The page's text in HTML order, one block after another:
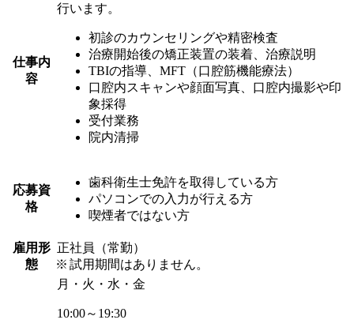
仕事内
容
行います。
初診のカウンセリングや精密検査
治療開始後の矯正装置の装着、治療説明
TBIの指導、MFT（口腔筋機能療法）
口腔内スキャンや顔面写真、口腔内撮影や印
象採得
受付業務
院内清掃
応募資
格
歯科衛生士免許を取得している方
パソコンでの入力が行える方
喫煙者ではない方
雇用形
態
正社員（常勤）
試用期間はありません。
月・火・水・金
10:00～19:30